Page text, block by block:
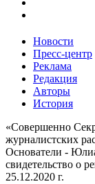
Новости
Пресс-центр
Реклама
Редакция
Авторы
История
«Совершенно
журналистских
Основатели -
свидетельство о
25.12.2020 г.